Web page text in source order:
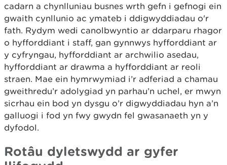
cadarn a chynlluniau busnes wrth gefn i gefnogi ein
gwaith cynllunio ac ymateb i ddigwyddiadau o'r
fath. Rydym wedi canolbwyntio ar ddarparu rhagor
o hyfforddiant i staff, gan gynnwys hyfforddiant ar
y cyfryngau, hyfforddiant ar archwilio asedau,
hyfforddiant ar drawma a hyfforddiant ar reoli
straen. Mae ein hymrwymiad i’r adferiad a chamau
gweithredu’r adolygiad yn parhau’n uchel, er mwyn
sicrhau ein bod yn dysgu o’r digwyddiadau hyn a’n
galluogi i fod yn fwy gwydn fel gwasanaeth yn y
dyfodol.
Rotâu dyletswydd ar gyfer